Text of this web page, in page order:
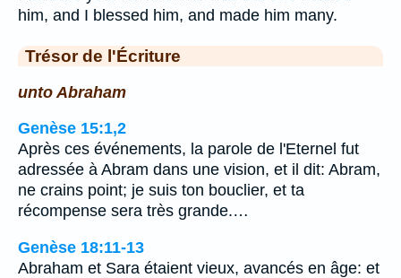
him, and I blessed him, and made him many.
Trésor de l'Écriture
unto Abraham
Genèse 15:1,2
Après ces événements, la parole de l'Eternel fut
adressée à Abram dans une vision, et il dit: Abram,
ne crains point; je suis ton bouclier, et ta
récompense sera très grande.…
Genèse 18:11-13
Abraham et Sara étaient vieux, avancés en âge: et